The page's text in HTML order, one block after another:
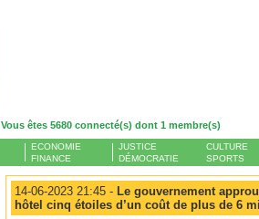
Vous êtes 5680 connecté(s) dont 1 membre(s)
ECONOMIE
FINANCE
JUSTICE
DÉMOCRATIE
CULTURE
SPORTS
14-06-2023 21:45 - Le gouvernement
hôtel cinq étoiles d’un coût de plus de 6